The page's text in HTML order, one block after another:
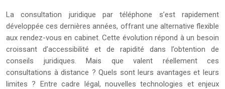
La consultation juridique par téléphone s’est rapidement
développée ces dernières années, offrant une alternative flexible
aux rendez-vous en cabinet. Cette évolution répond à un besoin
croissant d’accessibilité et de rapidité dans l’obtention de
conseils juridiques. Mais que valent réellement ces
consultations à distance ? Quels sont leurs avantages et leurs
limites ? Entre cadre légal, nouvelles technologies et enjeux